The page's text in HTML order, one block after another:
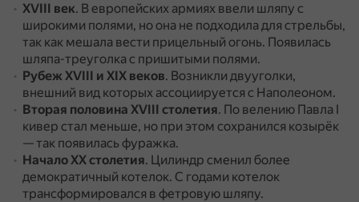
XVIII век. В европейских армиях ввели шляпу с
широкими полями, но она не подходила для стрельбы,
так как мешала вести прицельный огонь. Появилась
шляпа-треуголка с пришитыми полями.
Рубеж XVIII и XIX веков. Возникли двууголки,
внешний вид которых ассоциируется с Наполеоном.
Вторая половина XVIII столетия. По велению Павла I
кивер стал меньше, но при этом сохранился козырёк
— так появилась фуражка.
Начало ХХ столетия. Цилиндр сменил более
демократичный котелок. С годами котелок
трансформировался в фетровую шляпу.